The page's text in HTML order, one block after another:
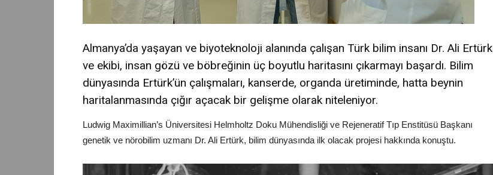
Almanya’da yaşayan ve biyoteknoloji alanında çalışan Türk bilim insanı Dr. Ali Ertürk
ve ekibi, insan gözü ve böbreğinin üç boyutlu haritasını çıkarmayı başardı. Bilim
dünyasında Ertürk’ün çalışmaları, kanserde, organda üretiminde, hatta beynin
haritalanmasında çığır açacak bir gelişme olarak niteleniyor.
Ludwig Maximillian’s Üniversitesi Helmholtz Doku Mühendisliği ve Rejeneratif Tıp Enstitüsü Başkanı
genetik ve nörobilim uzmanı Dr. Ali Ertürk, bilim dünyasında ilk olacak projesi hakkında konuştu.